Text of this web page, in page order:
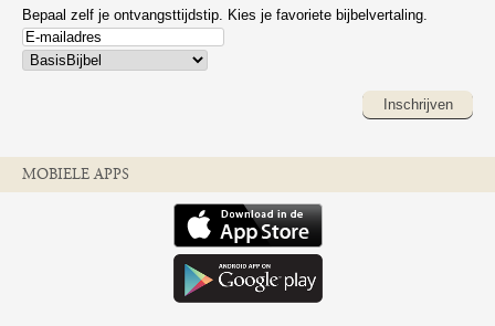
Bepaal zelf je ontvangsttijdstip. Kies je favoriete bijbelvertaling.
Inschrijven
MOBIELE APPS